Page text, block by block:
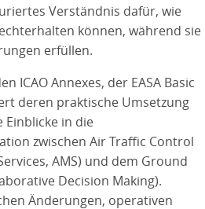
Verständnis dafür, wie
können, während sie
erfüllen.
ICAO Annexes, der EASA Basic
deren praktische Umsetzung
in die
zwischen Air Traffic Control
AMS) und dem Ground
Decision Making).
Änderungen, operativen